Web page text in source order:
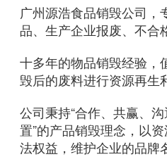
广州源浩食品销毁公司
品、生产企业报废、不合
十多年的物品销毁经验，
毁后的废料进行资源再生
公司秉持“合作、共赢、
置”的产品销毁理念，以
法权益，维护企业的品牌